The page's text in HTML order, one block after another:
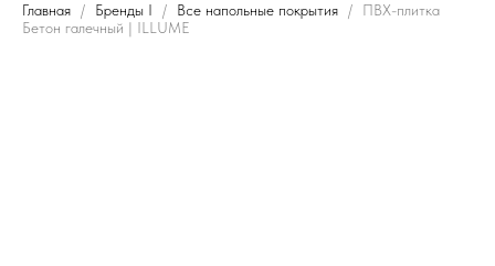
Главная Бренды I Все напольные покрытия
ПВХ-плитка
Бетон галечный | ILLUME